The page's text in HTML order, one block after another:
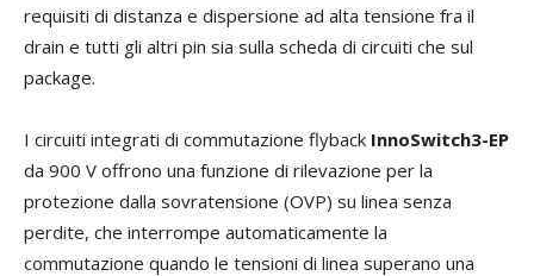
requisiti di distanza e dispersione ad alta tensione fra il
drain e tutti gli altri pin sia sulla scheda di circuiti che sul
package.
I circuiti integrati di commutazione flyback InnoSwitch3-EP
da 900 V offrono una funzione di rilevazione per la
protezione dalla sovratensione (OVP) su linea senza
perdite, che interrompe automaticamente la
commutazione quando le tensioni di linea superano una